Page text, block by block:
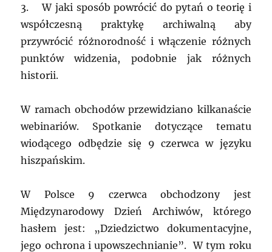
3. W jaki sposób powrócić do pytań o teorię i
współczesną praktykę archiwalną aby
przywrócić różnorodność i włączenie różnych
punktów widzenia, podobnie jak różnych
historii.
W ramach obchodów przewidziano kilkanaście
webinariów. Spotkanie dotyczące tematu
wiodącego odbędzie się 9 czerwca w języku
hiszpańskim.
W Polsce 9 czerwca obchodzony jest
Międzynarodowy Dzień Archiwów, którego
hasłem jest: „Dziedzictwo dokumentacyjne,
jego ochrona i upowszechnianie”. W tym roku